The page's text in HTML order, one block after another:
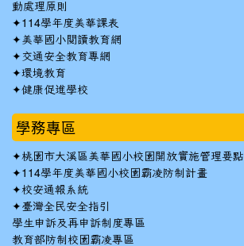
動處理原則
✦114學年度美華課表
✦美華國小閱讀教育網
✦ 交通安全教育專網
✦環境教育
✦健康促進學校
學務專區
✦桃園市大溪區美華國小校園開放實施管理要點
✦114學年度美華國小校園霸凌防制計畫
✦校安通報系統
✦臺灣全民安全指引
學生申訴及再申訴制度專區
教育部防制校園霸凌專區